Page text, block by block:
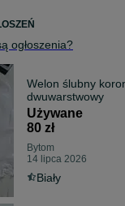
ogłoszenia?
Welon ślubny
dwuwarstwowy
Używane
80 zł
Bytom
14 lipca 2026
Biały